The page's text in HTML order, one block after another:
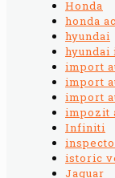
Honda
honda
hyundai
hyundai
import
import
import
impozit
Infiniti
istoric
Jaguar